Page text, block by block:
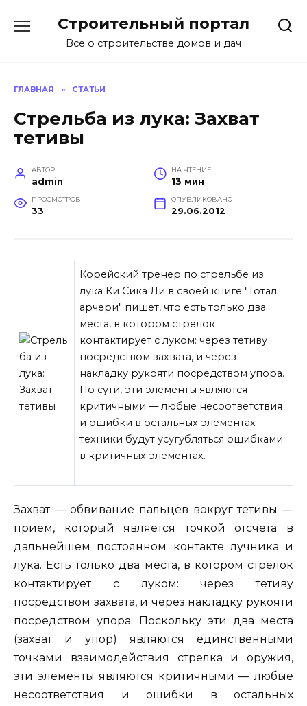
содержанию
Строительный портал
Все о строительстве домов и дач
ГЛАВНАЯ » СТАТЬИ
Стрельба из лука: Захват
тетивы
АВТОР
admin
НА ЧТЕНИЕ
13 мин
ПРОСМОТРОВ
33
ОПУБЛИКОВАНО
29.06.2012
Корейский тренер по стрельбе из
лука Ки Сика Ли в своей книге "Тотал
арчери" пишет, что есть только два
места, в котором стрелок
контактирует с луком: через тетиву
посредством захвата, и через
накладку рукояти посредством упора.
По сути, эти элементы являются
критичными — любые несоответствия
и ошибки в остальных элементах
техники будут усугубляться ошибками
в критичных элементах.
Захват — обвивание пальцев вокруг тетивы —
прием, который является точкой отсчета в
дальнейшем постоянном контакте лучника и
лука. Есть только два места, в котором стрелок
контактирует с луком: через тетиву
посредством захвата, и через накладку рукояти
посредством упора. Поскольку эти два места
(захват и упор) являются единственными
точками взаимодействия стрелка и оружия,
эти элементы являются критичными — любые
несоответствия и ошибки в остальных